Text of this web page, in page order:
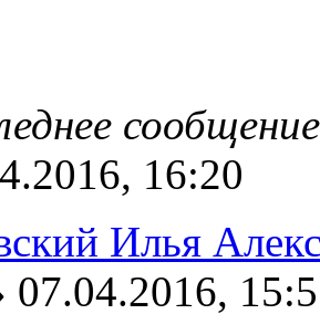
16:20
Илья
07.04.2016,